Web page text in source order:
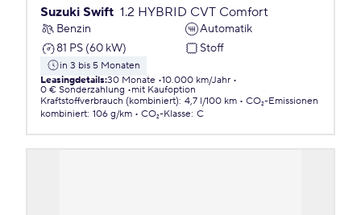
Suzuki Swift 1.2 HYBRID CVT Comfort
Benzin
Automatik
81 PS (60 kW)
Stoff
in 3 bis 5 Monaten
Leasingdetails:30 Monate 10.000 km/Jahr
0 € Sonderzahlung
mit Kaufoption
Kraftstoffverbrauch (kombiniert): 4,7 l/100 km
CO₂-Emissionen
kombiniert: 106 g/km CO₂-Klasse: C